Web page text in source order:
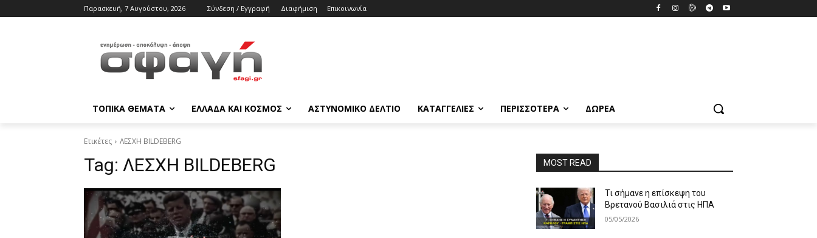
Παρασκευή, 7 Αυγούστου, 2026 Σύνδεση / Εγγραφή Διαφήμιση Επικοινωνία
ΤΟΠΙΚΑ ΘΕΜΑΤΑ ΕΛΛΑΔΑ ΚΑΙ ΚΟΣΜΟΣ ΑΣΤΥΝΟΜΙΚΟ ΔΕΛΤΙΟ ΚΑΤΑΓΓΕΛΙΕΣ ΠΕΡΙΣΣΟΤΕΡΑ ΔΩΡΕΆ
Ετικέτες ΛΕΣΧΗ BILDEBERG
Tag: ΛΕΣΧΗ BILDEBERG MOST READ
Τι σήμανε η επίσκεψη του
Βρετανού Βασιλιά στις ΗΠΑ
05/05/2026